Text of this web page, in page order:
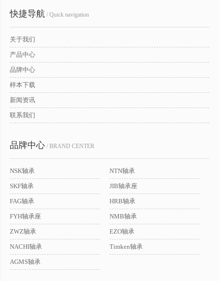
快捷导航 / Quick navigation
关于我们
产品中心
品牌中心
样本下载
新闻资讯
联系我们
品牌中心 / BRAND CENTER
NSK轴承 NTN轴承
SKF轴承 JIB轴承座
FAG轴承 HRB轴承
FYH轴承座 NMB轴承
ZWZ轴承 EZO轴承
NACHI轴承 Timken轴承
AGMS轴承